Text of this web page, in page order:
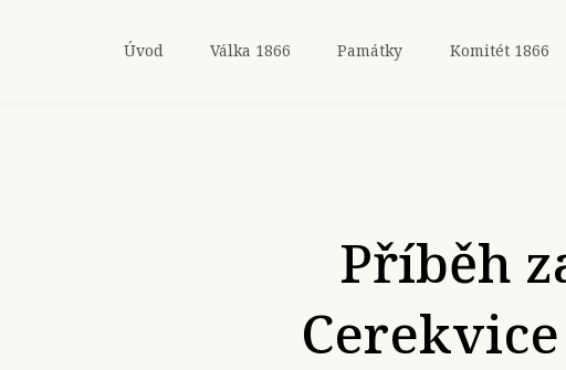
Úvod Válka 1866 Památky Komitét 1866
Příběh